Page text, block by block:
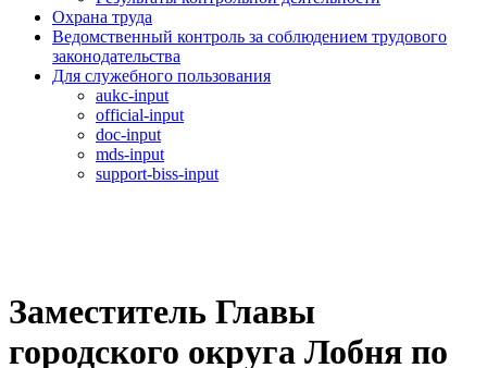
Охрана труда
Ведомственный контроль за соблюдением трудового
законодательства
Для служебного пользования
aukc-input
official-input
doc-input
mds-input
support-biss-input
Заместитель Главы
городского округа Лобня по